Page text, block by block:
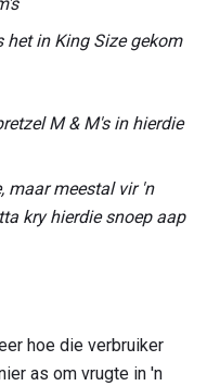
het in King Size gekom
M & M's in hierdie
maar meestal vir 'n
kry hierdie snoep aap
hoe die verbruiker
as om vrugte in 'n